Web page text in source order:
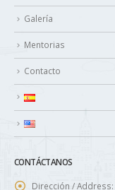
Galería
Mentorias
Contacto
CONTÁCTANOS
Dirección / Address: